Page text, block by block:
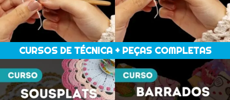
CURSOS DE TÉCNICA + PEÇAS COMPLETAS